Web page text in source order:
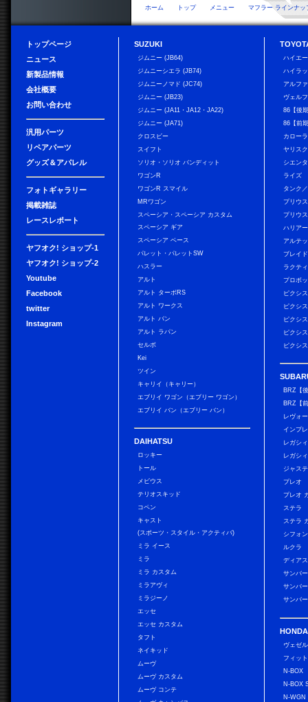
ホーム トップ メニュー マフラー ラインナッ
トップページ
ニュース
新製品情報
会社概要
お問い合わせ
汎用パーツ
リペアパーツ
グッズ＆アパレル
フォトギャラリー
掲載雑誌
レースレポート
ヤフオク! ショップ-1
ヤフオク! ショップ-2
Youtube
Facebook
twitter
Instagram
SUZUKI
ジムニー (JB64)
ジムニーシエラ (JB74)
ジムニーノマド (JC74)
ジムニー (JB23)
ジムニー (JA11・JA12・JA22)
ジムニー (JA71)
クロスビー
スイフト
ソリオ・ソリオ バンディット
ワゴンR
ワゴンR スマイル
MRワゴン
スペーシア・スペーシア カスタム
スペーシア ギア
スペーシア ベース
パレット・パレットSW
ハスラー
アルト
アルト ターボRS
アルト ワークス
アルト バン
アルト ラパン
セルボ
Kei
ツイン
キャリイ（キャリー）
エブリイ ワゴン（エブリー ワゴン）
エブリイ バン（エブリー バン）
DAIHATSU
ロッキー
トール
メビウス
テリオスキッド
コペン
キャスト
(スポーツ・スタイル・アクティバ)
ミラ イース
ミラ
ミラ カスタム
ミラアヴィ
ミラジーノ
エッセ
エッセ カスタム
タフト
ネイキッド
ムーヴ
ムーヴ カスタム
ムーヴ コンテ
ハイエ
ハイラ
アルフ
ヴェル
86【後
86【前
カロー
ヤリス
シエンタ
ライズ
タンク
プリウス
プリウ
ハリアー
アルテ
ブレイド
ラクテ
プロボ
ピクシ
ピクシ
ピクシ
ピクシ
ピクシ
BRZ【
BRZ【
レヴォ
インプ
レガシ
レガシ
ジャス
プレオ
プレオ
ステラ
ステラ
シフォ
ルクラ
ディア
サンバ
サンバ
サンバ
HONDA
ヴェゼル
フィット
N-BOX
N-BOX
N-WGN